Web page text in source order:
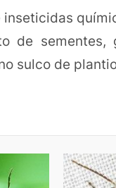
inseticidas
de sementes,
sulco de